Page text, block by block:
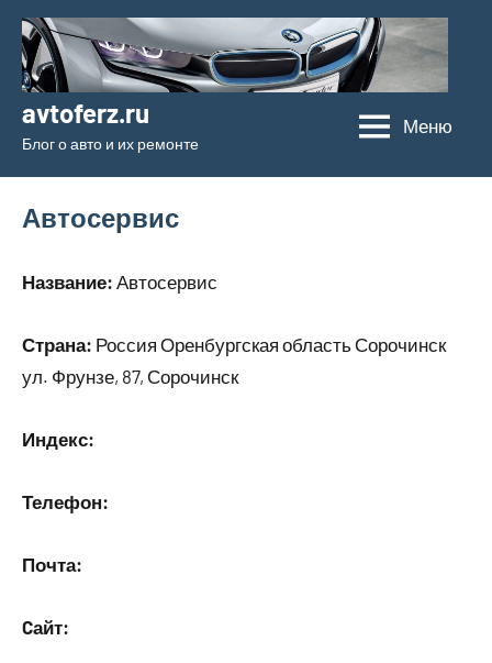
Перейти
содержимому
avtoferz.ru
Блог о авто и их ремонте
Меню
Автосервис
Название: Автосервис
Страна: Россия Оренбургская область Сорочинск
ул. Фрунзе, 87, Сорочинск
Индекс:
Телефон:
Почта:
Cайт: